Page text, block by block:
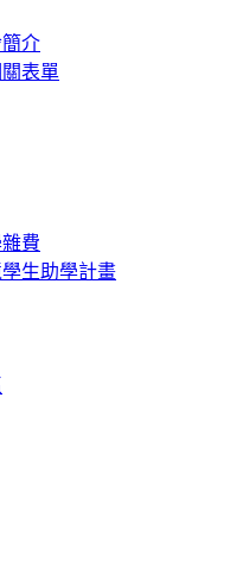
介
表單
費
生助學計畫